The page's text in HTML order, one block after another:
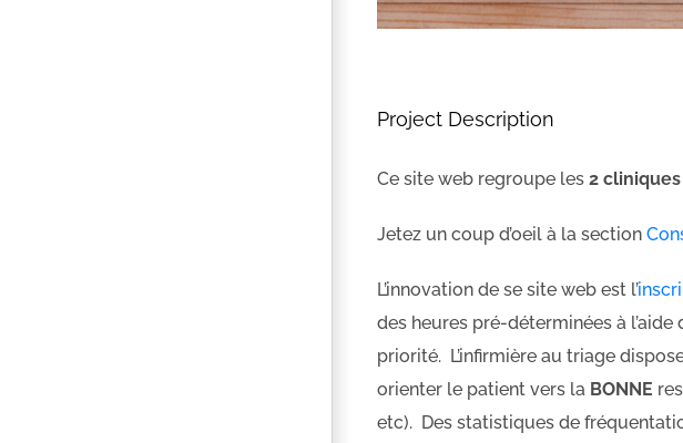
Project Description
Ce site web regroupe les 2 cliniques
Jetez un coup d’oeil à la section
L’innovation de se site web est l’
des heures pré-déterminées à
priorité. L’infirmière au triage
orienter le patient vers la BONNE
etc). Des statistiques de